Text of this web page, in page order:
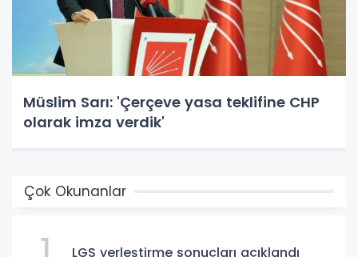
Müslim Sarı: 'Çerçeve yasa teklifine CHP
olarak imza verdik'
Çok Okunanlar
LGS yerleştirme sonuçları açıklandı